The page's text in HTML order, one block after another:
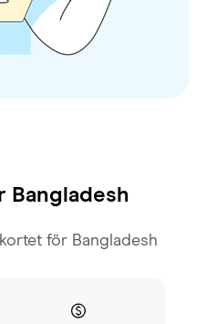
Bangladesh
för Bangladesh